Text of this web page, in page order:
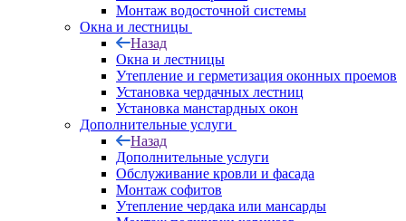
Монтаж водосточной системы
Окна и лестницы
Назад
Окна и лестницы
Утепление и герметизация оконных проемов
Установка чердачных лестниц
Установка манстардных окон
Дополнительные услуги
Назад
Дополнительные услуги
Обслуживание кровли и фасада
Монтаж софитов
Утепление чердака или мансарды